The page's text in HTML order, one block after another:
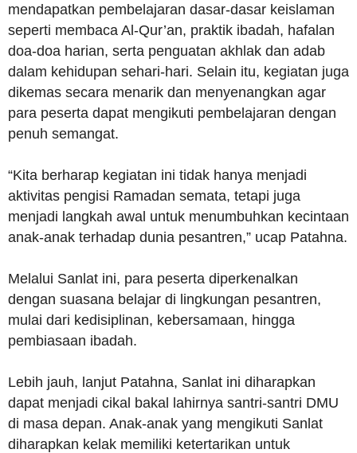
mendapatkan pembelajaran dasar-dasar keislaman
seperti membaca Al-Qur’an, praktik ibadah, hafalan
doa-doa harian, serta penguatan akhlak dan adab
dalam kehidupan sehari-hari. Selain itu, kegiatan juga
dikemas secara menarik dan menyenangkan agar
para peserta dapat mengikuti pembelajaran dengan
penuh semangat.
“Kita berharap kegiatan ini tidak hanya menjadi
aktivitas pengisi Ramadan semata, tetapi juga
menjadi langkah awal untuk menumbuhkan kecintaan
anak-anak terhadap dunia pesantren,” ucap Patahna.
Melalui Sanlat ini, para peserta diperkenalkan
dengan suasana belajar di lingkungan pesantren,
mulai dari kedisiplinan, kebersamaan, hingga
pembiasaan ibadah.
Lebih jauh, lanjut Patahna, Sanlat ini diharapkan
dapat menjadi cikal bakal lahirnya santri-santri DMU
di masa depan. Anak-anak yang mengikuti Sanlat
diharapkan kelak memiliki ketertarikan untuk